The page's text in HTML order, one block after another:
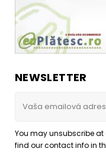
NEWSLETTER
You may unsubscribe at
find our contact info in